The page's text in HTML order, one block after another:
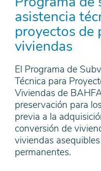
asistencia
proyectos de
viviendas
El Programa de
Técnica para
Viviendas de
preservación para
previa a la
conversión de
viviendas
permanentes.